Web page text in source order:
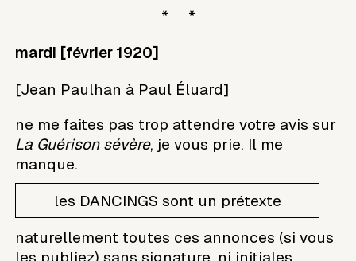
* *
mardi [février 1920]
[Jean Paulhan à Paul Éluard]
ne me faites pas trop attendre votre avis sur
La Guérison sévère, je vous prie. Il me
manque.
les DANCINGS sont un prétexte
naturellement toutes ces annonces (si vous
les publiez) sans signature, ni initiales.